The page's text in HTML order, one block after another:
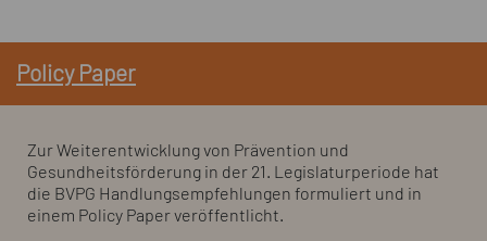
Policy Paper
Zur Weiterentwicklung von Prävention und
Gesundheitsförderung in der 21. Legislaturperiode hat
die BVPG Handlungsempfehlungen formuliert und in
einem Policy Paper veröffentlicht.